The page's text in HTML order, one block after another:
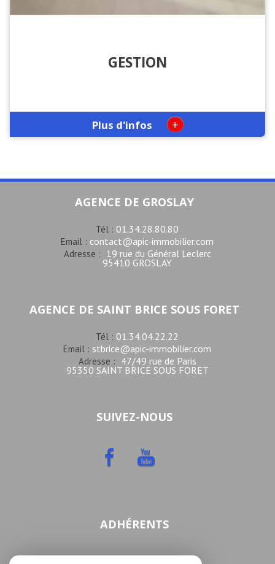
GESTION
Plus d'infos +
AGENCE DE GROSLAY
Tél : 01.34.28.80.80
Email : contact@apic-immobilier.com
Adresse : 19 rue du Général Leclerc
95410 GROSLAY
AGENCE DE SAINT BRICE SOUS FORET
Tél : 01.34.04.22.22
Email : stbrice@apic-immobilier.com
Adresse : 47/49 rue de Paris
95350 SAINT BRICE SOUS FORET
SUIVEZ-NOUS
ADHÉRENTS